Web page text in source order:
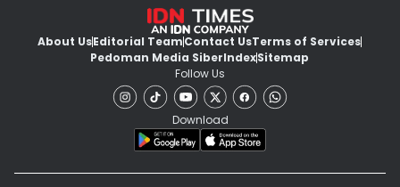
About UsEditorial TeamContact UsTerms of Services
Pedoman Media SiberIndexSitemap
Follow Us
Download